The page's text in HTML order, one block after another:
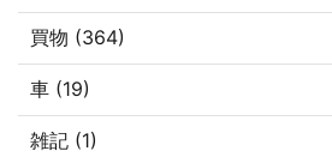
買物 (364)
車 (19)
雑記 (1)